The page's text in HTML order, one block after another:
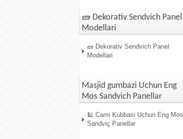
🧱 Dekorativ Sendvich Panel
Modellari
🧱 Dekorativ Sendvich Panel
Modellari
Masjid gumbazi Uchun Eng
Mos Sandvich Panellar
🕌 Cami Kubbasi Uchun Eng Mos
Sandviç Panellar